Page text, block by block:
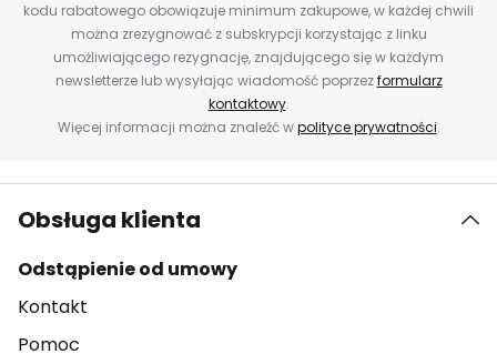
kodu rabatowego obowiązuje minimum zakupowe, w każdej chwili
można zrezygnować z subskrypcji korzystając z linku
umożliwiającego rezygnację, znajdującego się w każdym
newsletterze lub wysyłając wiadomość poprzezformularz
kontaktowy.
Więcej informacji można znaleźć wpolityce prywatności.
Obsługa klienta
Odstąpienie od umowy
Kontakt
Pomoc